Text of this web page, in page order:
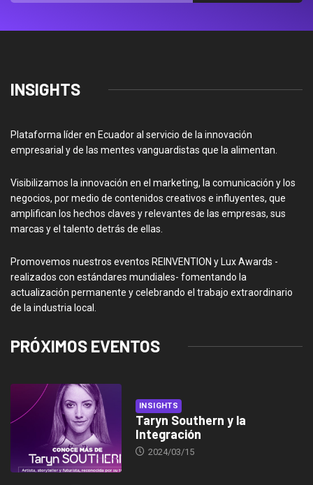
INSIGHTS
Plataforma líder en Ecuador al servicio de la innovación
empresarial y de las mentes vanguardistas que la alimentan.
Visibilizamos la innovación en el marketing, la comunicación y los
negocios, por medio de contenidos creativos e influyentes, que
amplifican los hechos claves y relevantes de las empresas, sus
marcas y el talento detrás de ellas.
Promovemos nuestros eventos REINVENTION y Lux Awards -
realizados con estándares mundiales- fomentando la
actualización permanente y celebrando el trabajo extraordinario
de la industria local.
PRÓXIMOS EVENTOS
INSIGHTS
Taryn Southern y la
Integración
2024/03/15